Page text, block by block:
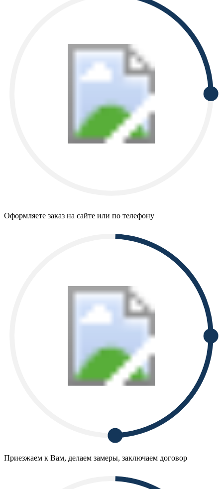
Оформляете заказ на сайте или по телефону
Приезжаем к Вам, делаем замеры, заключаем договор